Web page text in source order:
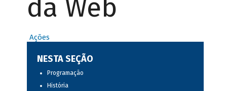
da Web
Ações
NESTA SEÇÃO
Programação
História